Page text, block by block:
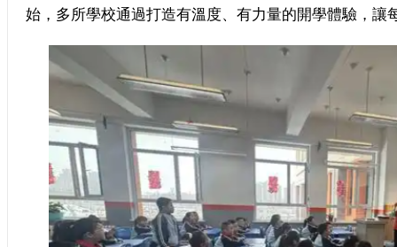
始，多所學校通過打造有溫度、有力量的開學體驗，讓